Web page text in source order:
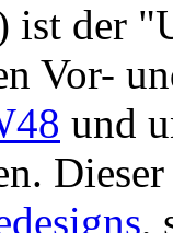
ist der
Vor-
und
,